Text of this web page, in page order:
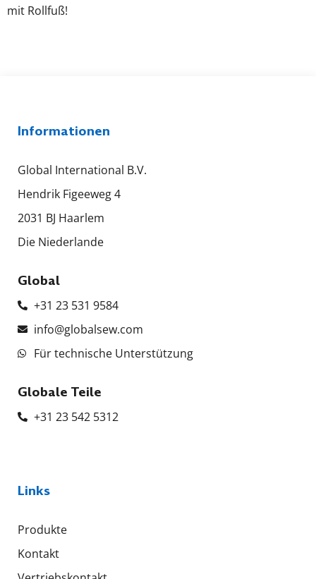
mit Rollfuß!
Informationen
Global International B.V.
Hendrik Figeeweg 4
2031 BJ Haarlem
Die Niederlande
Global
+31 23 531 9584
info@globalsew.com
Für technische Unterstützung
Globale Teile
+31 23 542 5312
Links
Produkte
Kontakt